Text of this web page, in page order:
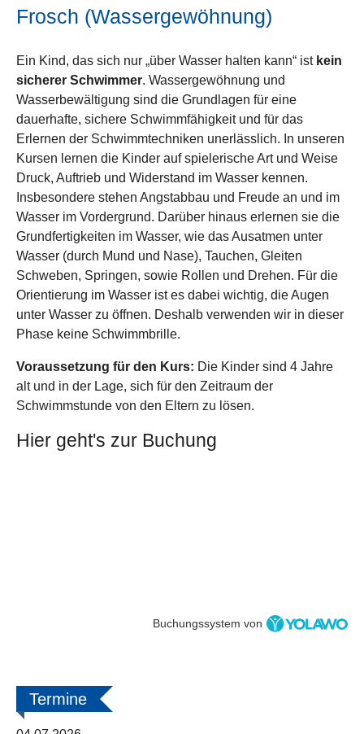
Frosch (Wassergewöhnung)
Ein Kind, das sich nur „über Wasser halten kann“ ist kein
sicherer Schwimmer. Wassergewöhnung und
Wasserbewältigung sind die Grundlagen für eine
dauerhafte, sichere Schwimmfähigkeit und für das
Erlernen der Schwimmtechniken unerlässlich. In unseren
Kursen lernen die Kinder auf spielerische Art und Weise
Druck, Auftrieb und Widerstand im Wasser kennen.
Insbesondere stehen Angstabbau und Freude an und im
Wasser im Vordergrund. Darüber hinaus erlernen sie die
Grundfertigkeiten im Wasser, wie das Ausatmen unter
Wasser (durch Mund und Nase), Tauchen, Gleiten
Schweben, Springen, sowie Rollen und Drehen. Für die
Orientierung im Wasser ist es dabei wichtig, die Augen
unter Wasser zu öffnen. Deshalb verwenden wir in dieser
Phase keine Schwimmbrille.
Voraussetzung für den Kurs: Die Kinder sind 4 Jahre
alt und in der Lage, sich für den Zeitraum der
Schwimmstunde von den Eltern zu lösen.
Hier geht's zur Buchung
Buchungssystem von
Termine